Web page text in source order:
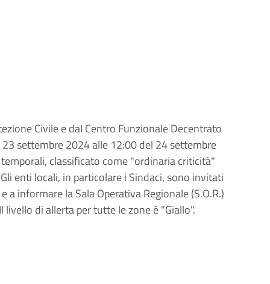
Civile e dal Centro Funzionale Decentrato
settembre 2024 alle 12:00 del 24 settembre
classificato come "ordinaria criticità"
enti locali, in particolare i Sindaci, sono invitati
informare la Sala Operativa Regionale (S.O.R.)
di allerta per tutte le zone è "Giallo".